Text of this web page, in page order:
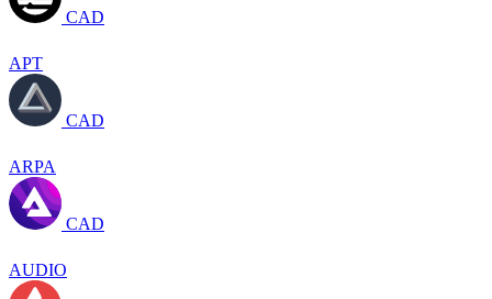
CAD
APT
CAD
ARPA
CAD
AUDIO